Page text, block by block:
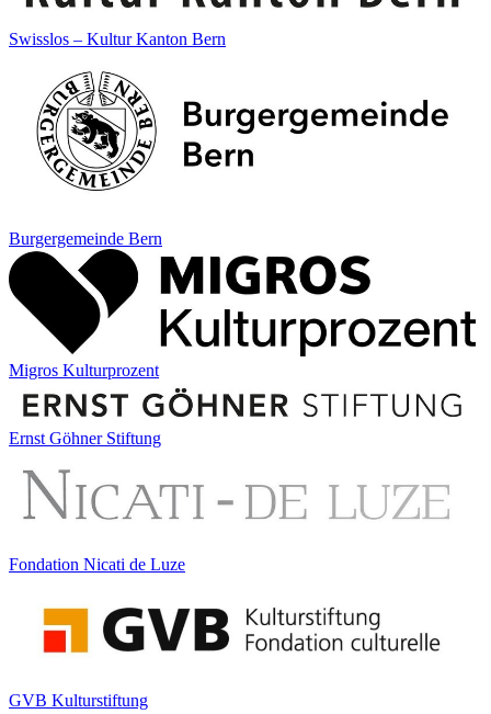
Swisslos – Kultur Kanton Bern
Burgergemeinde Bern
Migros Kulturprozent
Ernst Göhner Stiftung
Fondation Nicati de Luze
GVB Kulturstiftung